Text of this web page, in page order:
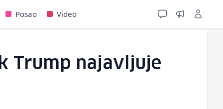
Posao Video
Trump najavljuje